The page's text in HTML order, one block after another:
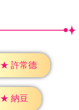
★ 許常德
★ 納豆